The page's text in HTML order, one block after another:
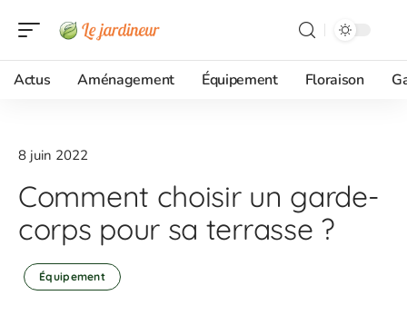
Actus Aménagement Équipement Floraison
8 juin 2022
Comment choisir un garde-
corps pour sa terrasse ?
Équipement